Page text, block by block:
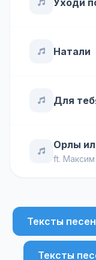
Уходи
Натали
Для
Орлы
ft.
Тексты
Тексты